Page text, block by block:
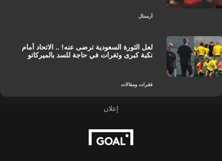
آرسنال
فقرات ومقالات
لعل الثورة السعودية ترضى عنه! .. الاتحاد أمام
نكبة كبرى وثغرات في حاجة للسد بالميركاتو